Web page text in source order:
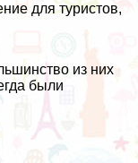
для туристов,
из них
были